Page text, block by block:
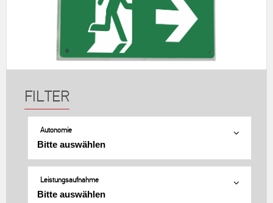
Autonomie
Leistungsaufnahme